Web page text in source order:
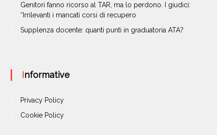
Genitori fanno ricorso al TAR, ma lo perdono. I giudici:
“Irrilevanti i mancati corsi di recupero
Supplenza docente: quanti punti in graduatoria ATA?
Informative
Privacy Policy
Cookie Policy